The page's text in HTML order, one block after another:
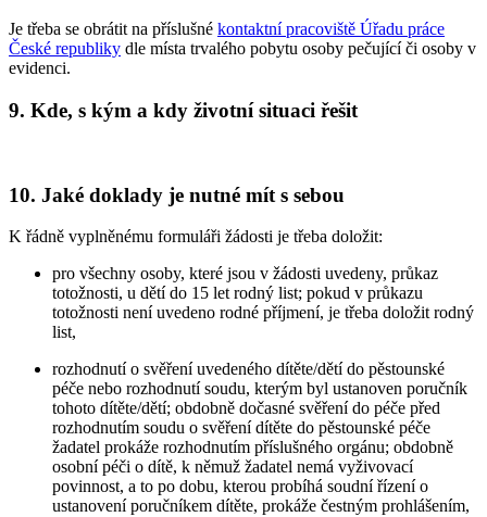
Je třeba se obrátit na příslušné kontaktní pracoviště Úřadu práce
České republiky dle místa trvalého pobytu osoby pečující či osoby v
evidenci.
9. Kde, s kým a kdy životní situaci řešit
10. Jaké doklady je nutné mít s sebou
K řádně vyplněnému formuláři žádosti je třeba doložit:
pro všechny osoby, které jsou v žádosti uvedeny, průkaz
totožnosti, u dětí do 15 let rodný list; pokud v průkazu
totožnosti není uvedeno rodné příjmení, je třeba doložit rodný
list,
rozhodnutí o svěření uvedeného dítěte/dětí do pěstounské
péče nebo rozhodnutí soudu, kterým byl ustanoven poručník
tohoto dítěte/dětí; obdobně dočasné svěření do péče před
rozhodnutím soudu o svěření dítěte do pěstounské péče
žadatel prokáže rozhodnutím příslušného orgánu; obdobně
osobní péči o dítě, k němuž žadatel nemá vyživovací
povinnost, a to po dobu, kterou probíhá soudní řízení o
ustanovení poručníkem dítěte, prokáže čestným prohlášením,